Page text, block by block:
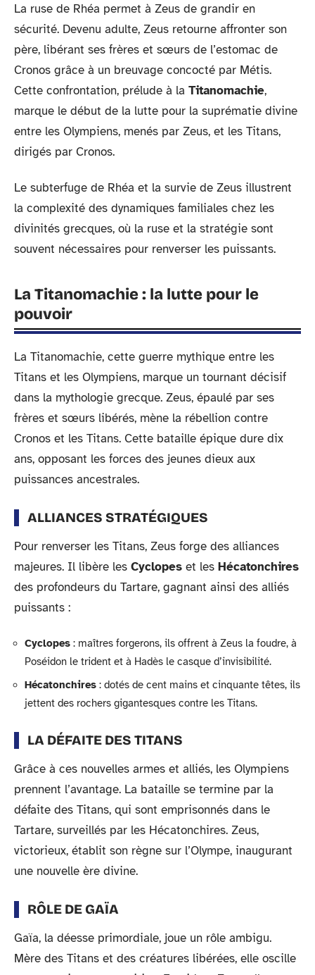
La ruse de Rhéa permet à Zeus de grandir en
sécurité. Devenu adulte, Zeus retourne affronter son
père, libérant ses frères et sœurs de l’estomac de
Cronos grâce à un breuvage concocté par Métis.
Cette confrontation, prélude à la Titanomachie,
marque le début de la lutte pour la suprématie divine
entre les Olympiens, menés par Zeus, et les Titans,
dirigés par Cronos.
Le subterfuge de Rhéa et la survie de Zeus illustrent
la complexité des dynamiques familiales chez les
divinités grecques, où la ruse et la stratégie sont
souvent nécessaires pour renverser les puissants.
La Titanomachie : la lutte pour le
pouvoir
La Titanomachie, cette guerre mythique entre les
Titans et les Olympiens, marque un tournant décisif
dans la mythologie grecque. Zeus, épaulé par ses
frères et sœurs libérés, mène la rébellion contre
Cronos et les Titans. Cette bataille épique dure dix
ans, opposant les forces des jeunes dieux aux
puissances ancestrales.
ALLIANCES STRATÉGIQUES
Pour renverser les Titans, Zeus forge des alliances
majeures. Il libère les Cyclopes et les Hécatonchires
des profondeurs du Tartare, gagnant ainsi des alliés
puissants :
Cyclopes : maîtres forgerons, ils offrent à Zeus la foudre, à
Poséidon le trident et à Hadès le casque d’invisibilité.
Hécatonchires : dotés de cent mains et cinquante têtes, ils
jettent des rochers gigantesques contre les Titans.
LA DÉFAITE DES TITANS
Grâce à ces nouvelles armes et alliés, les Olympiens
prennent l’avantage. La bataille se termine par la
défaite des Titans, qui sont emprisonnés dans le
Tartare, surveillés par les Hécatonchires. Zeus,
victorieux, établit son règne sur l’Olympe, inaugurant
une nouvelle ère divine.
RÔLE DE GAÏA
Gaïa, la déesse primordiale, joue un rôle ambigu.
Mère des Titans et des créatures libérées, elle oscille